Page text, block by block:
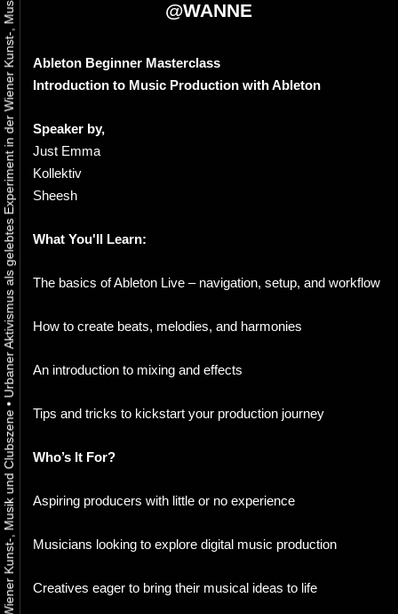
•
Urbaner Aktivismus als gelebtes Experiment in der Wiener Kunst-, Musik und Clubszene
@WANNE
Ableton Beginner Masterclass
Introduction to Music Production with Ableton
Speaker by,
Just Emma
Kollektiv
Sheesh
What You'll Learn:
The basics of Ableton Live – navigation, setup, and workflow
How to create beats, melodies, and harmonies
An introduction to mixing and effects
Tips and tricks to kickstart your production journey
Who’s It For?
Aspiring producers with little or no experience
Musicians looking to explore digital music production
Creatives eager to bring their musical ideas to life